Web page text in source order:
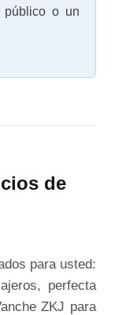
público o un
de
para usted:
perfecta
ZKJ para